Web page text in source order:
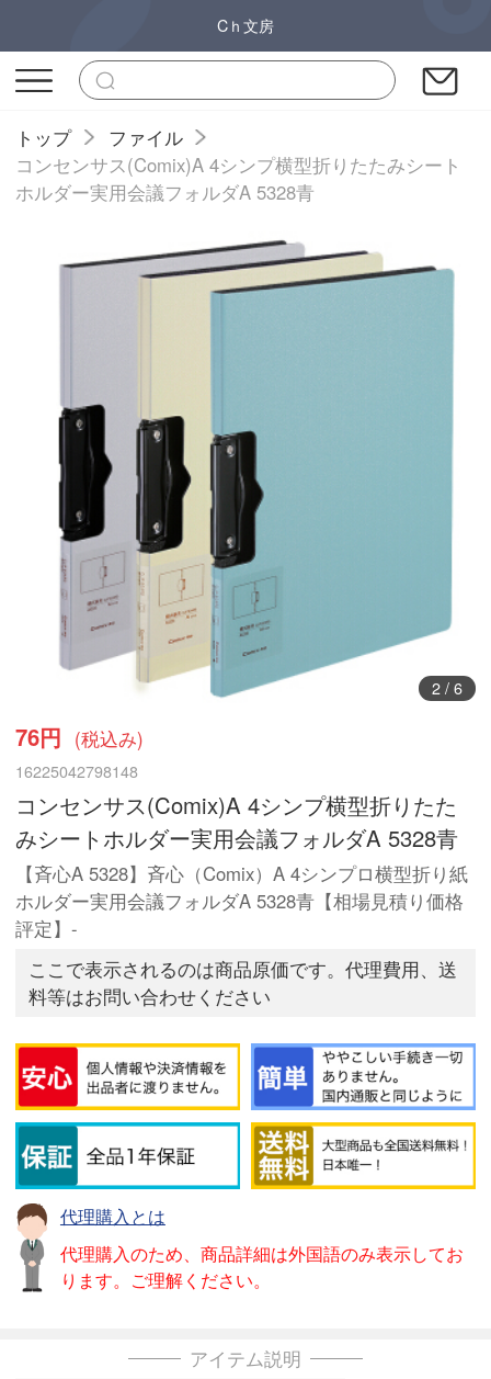
Cｈ文房
トップ
ファイル
コンセンサス(Comix)A 4シンプ横型折りたたみシート
ホルダー実用会議フォルダA 5328青
3/ 6
76円 (税込み)
16225042798148
コンセンサス(Comix)A 4シンプ横型折りたた
みシートホルダー実用会議フォルダA 5328青
【斉心A 5328】斉心（Comix）A 4シンプロ横型折り紙
ホルダー実用会議フォルダA 5328青【相場見積り価格
評定】-
ここで表示されるのは商品原価です。代理費用、送
料等はお問い合わせください
代理購入とは
代理購入のため、商品詳細は外国語のみ表示してお
ります。ご理解ください。
アイテム説明